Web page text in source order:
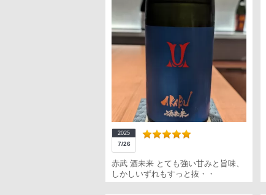
2025
7/26
赤武 酒未来 とても強い甘みと旨味、
しかしいずれもすっと抜・・